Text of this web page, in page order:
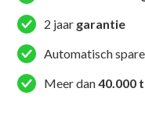
Wit
/
Geel
(JC-
2 jaar garantie
Automatisch
Meer dan40.000